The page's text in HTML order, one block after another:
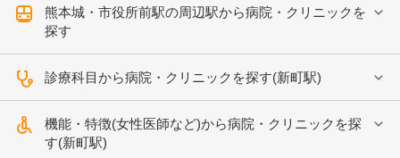
熊本城・市役所前駅の周辺駅から病院・クリニックを
探す
診療科目から病院・クリニックを探す(新町駅)
機能・特徴(女性医師など)から病院・クリニックを探
す(新町駅)